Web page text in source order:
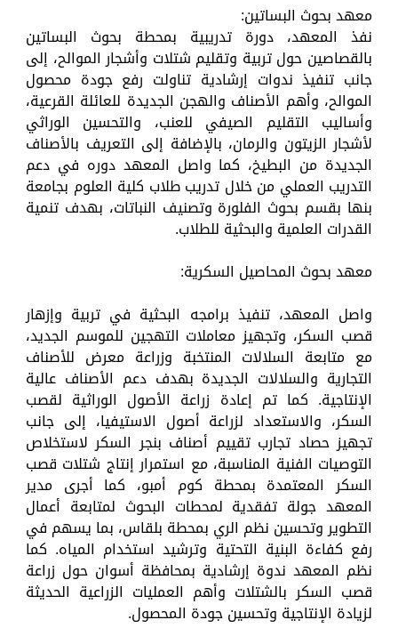
معهد بحوث البساتين:
نفذ المعهد، دورة تدريبية بمحطة بحوث البساتين
بالقصاصين حول تربية وتقليم شتلات وأشجار الموالح، إلى
جانب تنفيذ ندوات إرشادية تناولت رفع جودة محصول
الموالح، وأهم الأصناف والهجن الجديدة للعائلة القرعية،
وأساليب التقليم الصيفي للعنب، والتحسين الوراثي
لأشجار الزيتون والرمان، بالإضافة إلى التعريف بالأصناف
الجديدة من البطيخ، كما واصل المعهد دوره في دعم
التدريب العملي من خلال تدريب طلاب كلية العلوم بجامعة
بنها بقسم بحوث الفلورة وتصنيف النباتات، بهدف تنمية
القدرات العلمية والبحثية للطلاب.
معهد بحوث المحاصيل السكرية:
واصل المعهد، تنفيذ برامجه البحثية في تربية وإزهار
قصب السكر، وتجهيز معاملات التهجين للموسم الجديد،
مع متابعة السلالات المنتخبة وزراعة معرض للأصناف
التجارية والسلالات الجديدة بهدف دعم الأصناف عالية
الإنتاجية. كما تم إعادة زراعة الأصول الوراثية لقصب
السكر، والاستعداد لزراعة أصول الاستيفيا، إلى جانب
تجهيز حصاد تجارب تقييم أصناف بنجر السكر لاستخلاص
التوصيات الفنية المناسبة، مع استمرار إنتاج شتلات قصب
السكر المعتمدة بمحطة كوم أمبو، كما أجرى مدير
المعهد جولة تفقدية لمحطات البحوث لمتابعة أعمال
التطوير وتحسين نظم الري بمحطة بلقاس، بما يسهم في
رفع كفاءة البنية التحتية وترشيد استخدام المياه. كما
نظم المعهد ندوة إرشادية بمحافظة أسوان حول زراعة
قصب السكر بالشتلات وأهم العمليات الزراعية الحديثة
لزيادة الإنتاجية وتحسين جودة المحصول.